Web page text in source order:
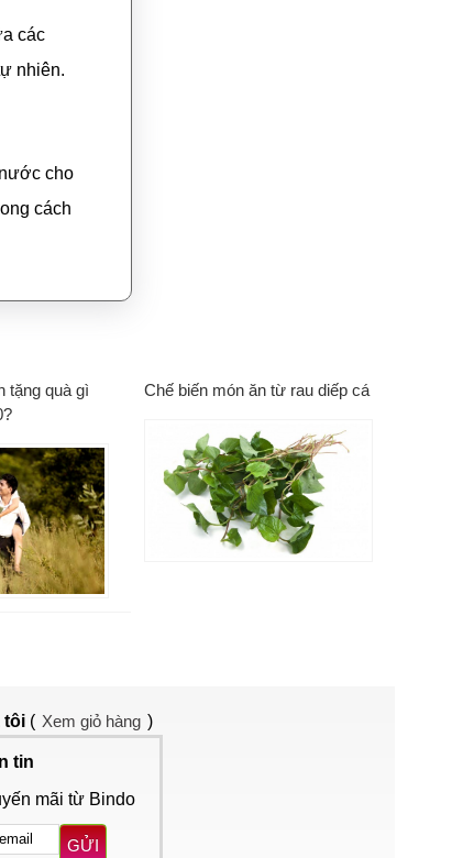
các
nhiên.
cho
cách
tặng quà gì
Chế biến món ăn từ rau diếp cá
tôi ( Xem giỏ hàng )
tin
mãi từ Bindo
GỬI